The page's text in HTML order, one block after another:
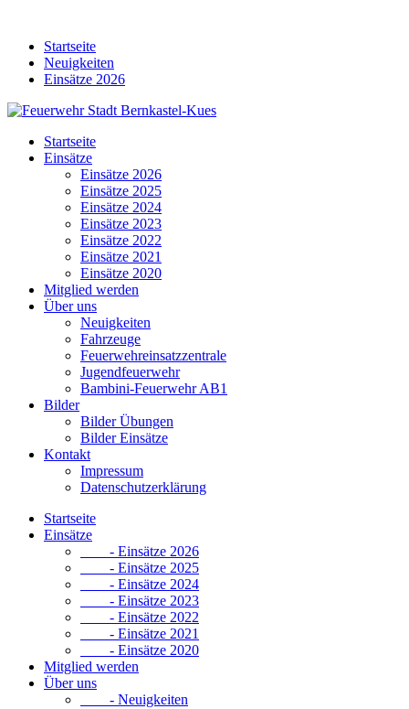
contentStartseite
Neuigkeiten
Einsätze 2026
Startseite
Einsätze
Einsätze 2026
Einsätze 2025
Einsätze 2024
Einsätze 2023
Einsätze 2022
Einsätze 2021
Einsätze 2020
Mitglied werden
Über uns
Neuigkeiten
Fahrzeuge
Feuerwehreinsatzzentrale
Jugendfeuerwehr
Bambini-Feuerwehr AB1
Bilder
Bilder Übungen
Bilder Einsätze
Kontakt
Impressum
Datenschutzerklärung
Startseite
Einsätze
- Einsätze 2026
- Einsätze 2025
- Einsätze 2024
- Einsätze 2023
- Einsätze 2022
- Einsätze 2021
- Einsätze 2020
Mitglied werden
Über uns
- Neuigkeiten